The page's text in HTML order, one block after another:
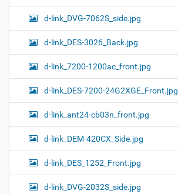
d-link_DVG-7062S_side.jpg
d-link_DES-3026_Back.jpg
d-link_7200-1200ac_front.jpg
d-link_DES-7200-24G2XGE_Front.jpg
d-link_ant24-cb03n_front.jpg
d-link_DEM-420CX_Side.jpg
d-link_DES_1252_Front.jpg
d-link_DVG-2032S_side.jpg